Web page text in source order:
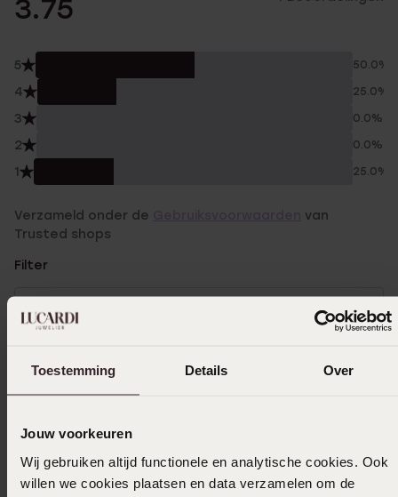
Toestemming Details Over
Jouw voorkeuren
Wij gebruiken altijd functionele en analytische cookies. Ook
willen we cookies plaatsen en data verzamelen om de
3.75
5 50.0%
4 25.0%
3 0.0%
2 0.0%
1 25.0%
Verzameld onder de
van
Trusted shops
Filter
10-01-2026 - Pinar Yazgan
Lavasteen armband: De armband trekt alle
haren van je pols weg, waardoor hij niet